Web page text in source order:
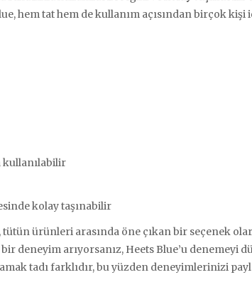
hem tat hem de kullanım açısından birçok kişi
kullanılabilir
kolay taşınabilir
tütün ürünleri arasında öne çıkan bir seçenek
deneyim arıyorsanız, Heets Blue’u denemeyi
tadı farklıdır, bu yüzden deneyimlerinizi